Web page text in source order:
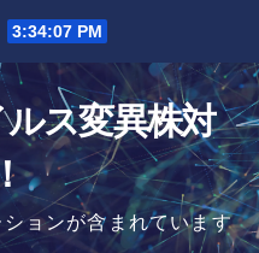
3:34:08 PM
ス変異株対
ョンが含まれています